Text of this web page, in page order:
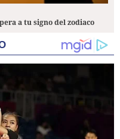
a tu signo del zodiaco